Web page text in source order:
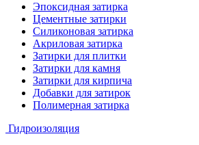
Эпоксидная затирка
Цементные затирки
Силиконовая затирка
Акриловая затирка
Затирки для плитки
Затирки для камня
Затирки для кирпича
Добавки для затирок
Полимерная затирка
Гидроизоляция